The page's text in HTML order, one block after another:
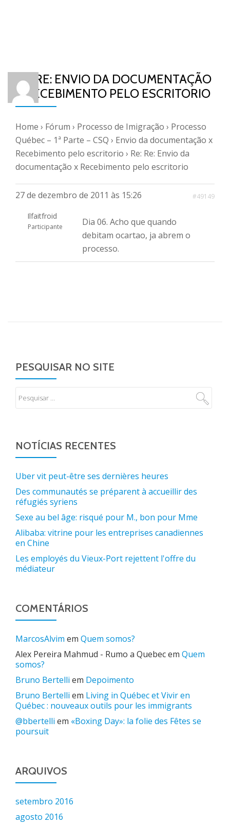
RE: RE: ENVIO DA DOCUMENTAÇÃO
X RECEBIMENTO PELO ESCRITORIO
Home › Fórum › Processo de Imigração › Processo
Québec – 1ª Parte – CSQ › Envio da documentação x
Recebimento pelo escritorio › Re: Re: Envio da
documentação x Recebimento pelo escritorio
27 de dezembro de 2011 às 15:26 #49149
Ilfaitfroid
Participante
Dia 06. Acho que quando
debitam ocartao, ja abrem o
processo.
PESQUISAR NO SITE
NOTÍCIAS RECENTES
Uber vit peut-être ses dernières heures
Des communautés se préparent à accueillir des
réfugiés syriens
Sexe au bel âge: risqué pour M., bon pour Mme
Alibaba: vitrine pour les entreprises canadiennes
en Chine
Les employés du Vieux-Port rejettent l'offre du
médiateur
COMENTÁRIOS
MarcosAlvim em Quem somos?
Alex Pereira Mahmud - Rumo a Quebecem Quem
somos?
Bruno Bertelli em Depoimento
Bruno Bertelli em Living in Québec et Vivir en
Québec : nouveaux outils pour les immigrants
@bbertelli em «Boxing Day»: la folie des Fêtes se
poursuit
ARQUIVOS
setembro 2016
agosto 2016